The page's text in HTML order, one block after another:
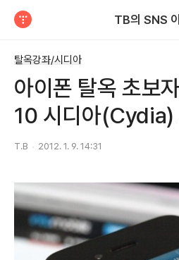
TB의 SNS
탈옥강좌/시디아
아이폰 탈옥 초보
10 시디아
T.B 2012. 1. 9. 14:31